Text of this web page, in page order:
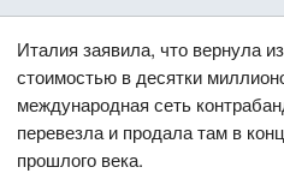
Италия заявила, что вернула
стоимостью в десятки
международная сеть
перевезла и продала там в
прошлого века.